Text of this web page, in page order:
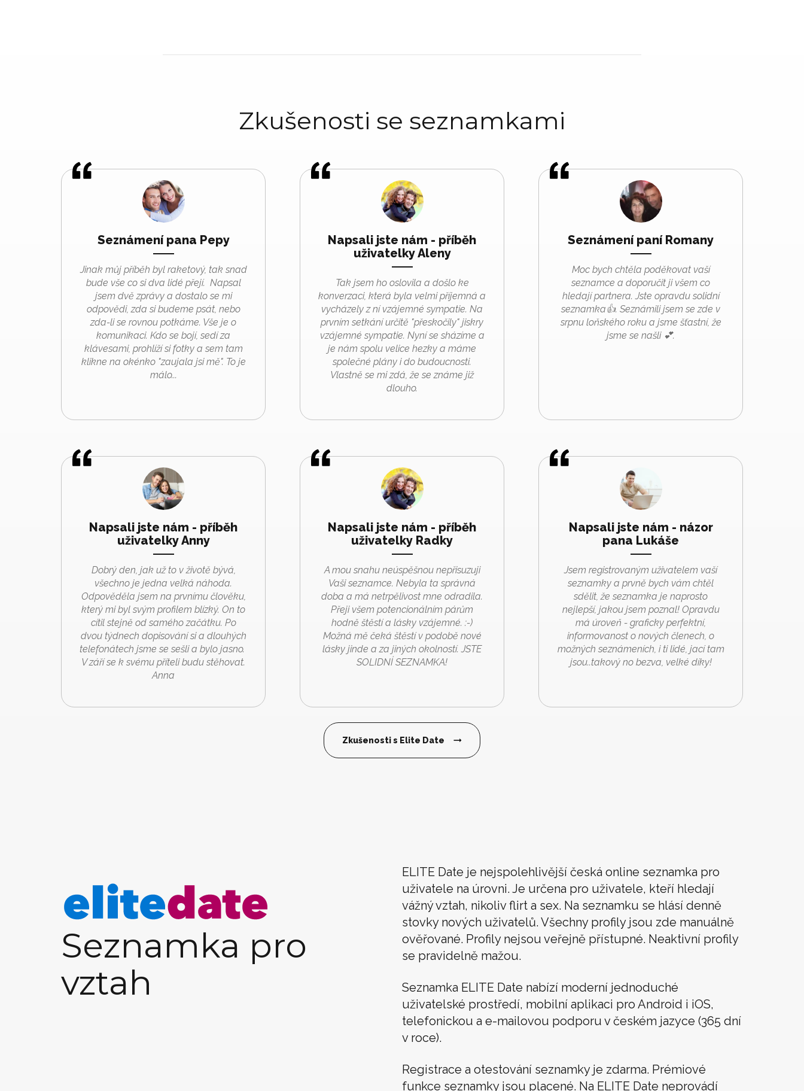
Zkušenosti se seznamkami
Seznámení pana Pepy
Jinak můj příběh byl raketový, tak snad
bude vše co si dva lidé přejí. Napsal
jsem dvě zprávy a dostalo se mi
odpovědi, zda si budeme psát, nebo
zda-li se rovnou potkáme. Vše je o
komunikaci. Kdo se bojí, sedí za
klávesami, prohlíží si fotky a sem tam
klikne na okénko "zaujala jsi mě". To je
málo...
Napsali jste nám - příběh
uživatelky Aleny
Tak jsem ho oslovila a došlo ke
konverzaci, která byla velmi příjemná a
vycházely z ní vzájemné sympatie. Na
prvním setkání určitě "přeskočily" jiskry
vzájemné sympatie. Nyní se sházíme a
je nám spolu velice hezky a máme
společné plány i do budoucnosti.
Vlastně se mi zdá, že se známe již
dlouho.
Seznámení paní Romany
Moc bych chtěla poděkovat vaší
seznamce a doporučit ji všem co
hledají partnera. Jste opravdu solidní
seznamka👍. Seznámili jsem se zde v
srpnu loňského roku a jsme šťastní, že
jsme se našli 💕.
Napsali jste nám - příběh
uživatelky Anny
Dobrý den, jak už to v životě bývá,
všechno je jedna velká náhoda.
Odpověděla jsem na prvnímu člověku,
který mi byl svým profilem blízký. On to
cítil stejně od samého začátku. Po
dvou týdnech dopisování si a dlouhých
telefonátech jsme se sešli a bylo jasno.
V září se k svému příteli budu stěhovat.
Anna
Napsali jste nám - příběh
uživatelky Radky
A mou snahu neúspěšnou nepřisuzuji
Vaši seznamce. Nebyla ta správná
doba a má netrpělivost mne odradila.
Přeji všem potencionálním párům
hodně štěstí a lásky vzájemné. :-)
Možná mě čeká štěstí v podobě nové
lásky jinde a za jiných okolností. JSTE
SOLIDNÍ SEZNAMKA!
Napsali jste nám - názor
pana Lukáše
Jsem registrovaným uživatelem vaší
seznamky a prvně bych vám chtěl
sdělit, že seznamka je naprosto
nejlepší, jakou jsem poznal! Opravdu
má úroveň - graficky perfektní,
informovanost o nových členech, o
možných seznámeních, i ti lidé, jací tam
jsou..takový no bezva, velké díky!
Zkušenosti s Elite Date
Seznamka pro
vztah
ELITE Date je nejspolehlivější česká online seznamka pro
uživatele na úrovni. Je určena pro uživatele, kteří hledají
vážný vztah, nikoliv flirt a sex. Na seznamku se hlásí denně
stovky nových uživatelů. Všechny profily jsou zde manuálně
ověřované. Profily nejsou veřejně přístupné. Neaktivní profily
se pravidelně mažou.
Seznamka ELITE Date nabízí moderní jednoduché
uživatelské prostředí, mobilní aplikaci pro Android i iOS,
telefonickou a e-mailovou podporu v českém jazyce (365 dní
v roce).
Registrace a otestování seznamky je zdarma. Prémiové
funkce seznamky jsou placené. Na ELITE Date neprovádí